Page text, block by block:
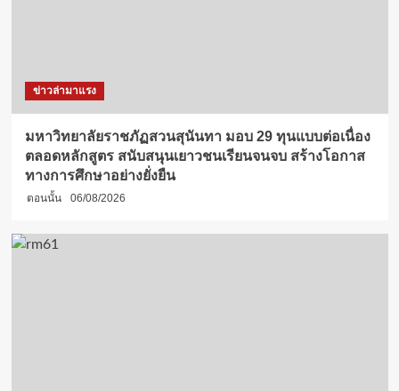
ข่าวล่ามาแรง
มหาวิทยาลัยราชภัฏสวนสุนันทา มอบ 29 ทุนแบบต่อเนื่อง
ตลอดหลักสูตร สนับสนุนเยาวชนเรียนจนจบ สร้างโอกาส
ทางการศึกษาอย่างยั่งยืน
ตอนนั้น 06/08/2026